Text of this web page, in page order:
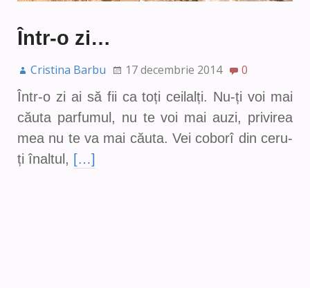
Într-o zi…
Cristina Barbu 17 decembrie 2014
0
Într-o zi ai să fii ca toți ceilalți. Nu-ți voi mai
căuta parfumul, nu te voi mai auzi, privirea
mea nu te va mai căuta. Vei coborî din ceru-
ți înaltul, […]